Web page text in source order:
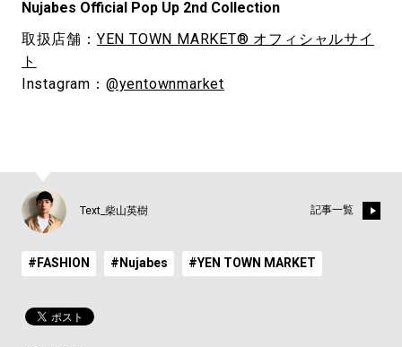
Nujabes Official Pop Up 2nd Collection
取扱店舗： YEN TOWN MARKET® オフィシャルサイ
ト
Instagram： @yentownmarket
Text_柴山英樹 記事一覧
#FASHION #Nujabes #YEN TOWN MARKET